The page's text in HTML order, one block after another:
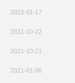
2022-01-17
2021-10-22
2021-10-21
2021-01-06